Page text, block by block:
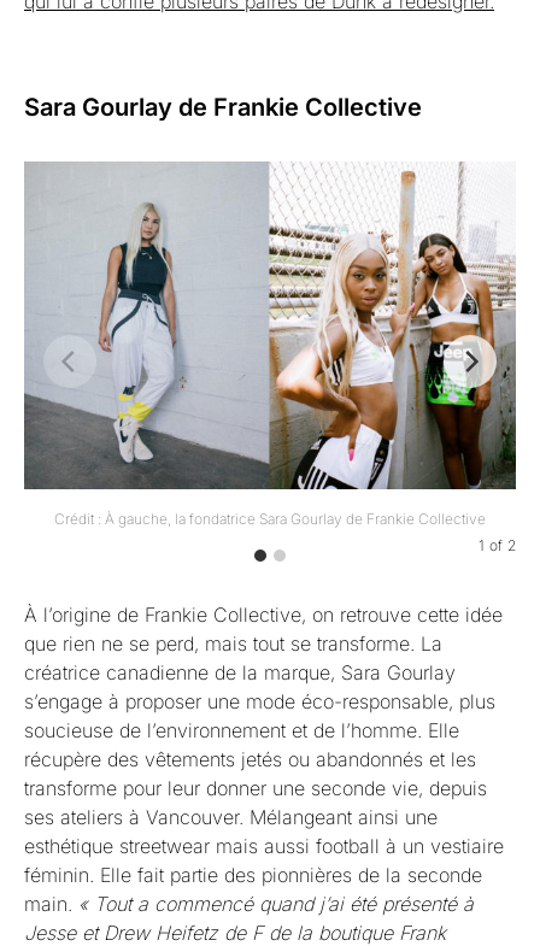
Sara Gourlay de Frankie Collective
Crédit : À gauche, la fondatrice Sara Gourlay de Frankie Collective
1 of 2
À l’origine de Frankie Collective, on retrouve cette idée
que rien ne se perd, mais tout se transforme. La
créatrice canadienne de la marque, Sara Gourlay
s’engage à proposer une mode éco-responsable, plus
soucieuse de l’environnement et de l’homme. Elle
récupère des vêtements jetés ou abandonnés et les
transforme pour leur donner une seconde vie, depuis
ses ateliers à Vancouver. Mélangeant ainsi une
esthétique streetwear mais aussi football à un vestiaire
féminin. Elle fait partie des pionnières de la seconde
main. « Tout a commencé quand j’ai été présenté à
Jesse et Drew Heifetz de F de la boutique Frank